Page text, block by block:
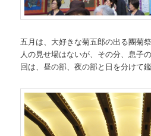
五月は、大好きな菊五郎の出る團菊
人の見せ場はないが、その分、息子
回は、昼の部、夜の部と日を分けて鑑